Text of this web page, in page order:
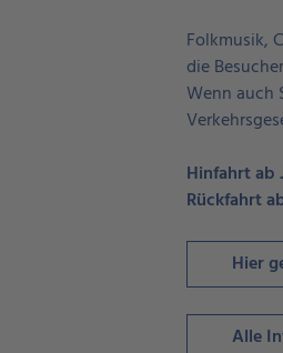
Folkmusik,
die
Wenn auch
Hinfahrt ab
Rückfahrt
Hier
Alle